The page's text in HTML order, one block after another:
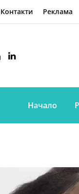
Контакти Реклама
Начало